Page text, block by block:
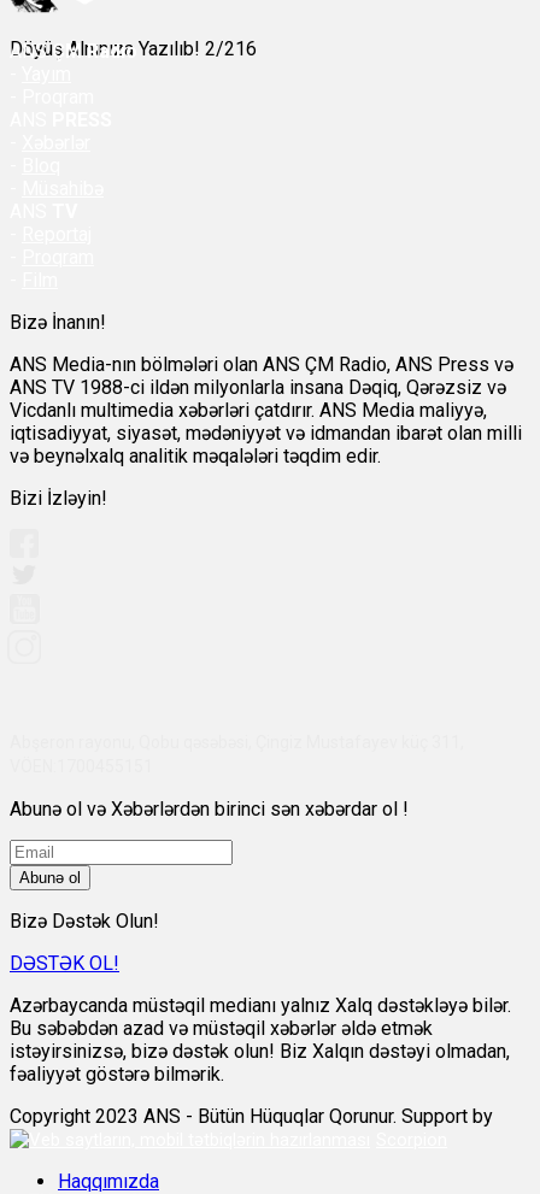
Döyüş Alnınıza Yazılıb! 2/216
ANSÇM Radio
Bizə İnanın!
ANS Media-nın bölmələri olan ANS ÇM Radio, ANS Press və
ANS TV 1988-ci ildən milyonlarla insana Dəqiq, Qərəzsiz və
Vicdanlı multimedia xəbərləri çatdırır. ANS Media maliyyə,
iqtisadiyyat, siyasət, mədəniyyət və idmandan ibarət olan milli
və beynəlxalq analitik məqalələri təqdim edir.
Bizi İzləyin!
Abunə ol və Xəbərlərdən birinci sən xəbərdar ol !
Abunə ol
Bizə Dəstək Olun!
DƏSTƏK OL!
Azərbaycanda müstəqil medianı yalnız Xalq dəstəkləyə bilər.
Bu səbəbdən azad və müstəqil xəbərlər əldə etmək
istəyirsinizsə, bizə dəstək olun! Biz Xalqın dəstəyi olmadan,
fəaliyyət göstərə bilmərik.
Copyright 2023 ANS - Bütün Hüquqlar Qorunur. Support by
Haqqımızda